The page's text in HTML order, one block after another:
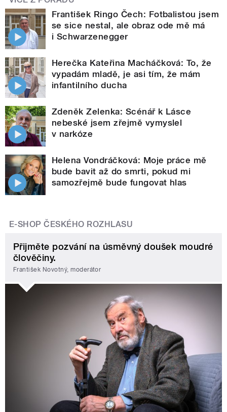
František Ringo Čech: Fotbalistou jsem
se sice nestal, ale obraz ode mě má
i Schwarzenegger
Herečka Kateřina Macháčková: To, že
vypadám mladě, je asi tím, že mám
infantilního ducha
Zdeněk Zelenka: Scénář k Lásce
nebeské jsem zřejmě vymyslel
v narkóze
Helena Vondráčková: Moje práce mě
bude bavit až do smrti, pokud mi
samozřejmě bude fungovat hlas
E-SHOP ČESKÉHO ROZHLASU
Přijměte pozvání na úsměvný doušek moudré
člověčiny.
František Novotný, moderátor